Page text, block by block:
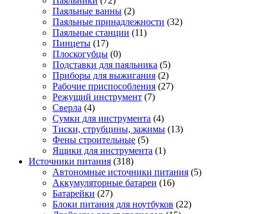
Паяльные ванны (2)
Паяльные принадлежности (32)
Паяльные станции (11)
Пинцеты (17)
Плоскогубцы (0)
Подставки для паяльника (5)
Приборы для выжигания (2)
Рабочие приспособления (27)
Режущий инструмент (7)
Сверла (4)
Сумки для инструмента (4)
Тиски, струбцины, зажимы (13)
Фены строительные (5)
Ящики для инструмента (1)
Источники питания (318)
Автономные источники питания (5)
Аккумуляторные батареи (16)
Батарейки (27)
Блоки питания для ноутбуков (22)